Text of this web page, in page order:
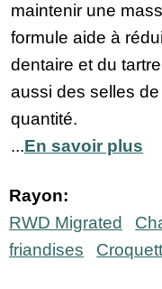
maintenir une
formule aide à
dentaire et du
aussi des selles
quantité.
...En savoir plus
Rayon:
RWD Migrated
friandises